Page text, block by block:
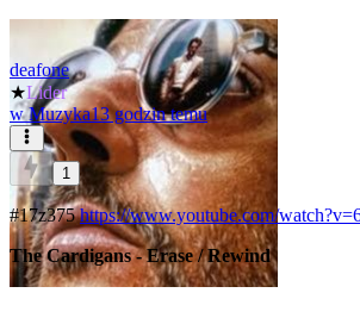
deafone
★Lider
w Muzyka13 godzin temu
1
#17z375 https://www.youtube.com/
The Cardigans - Erase / Rewind